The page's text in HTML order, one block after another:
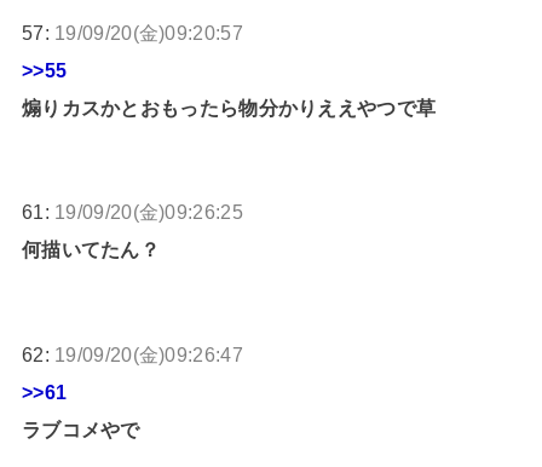
57: 19/09/20(金)09:20:57
>>55
煽りカスかとおもったら物分かりええやつで草
61: 19/09/20(金)09:26:25
何描いてたん？
62: 19/09/20(金)09:26:47
>>61
ラブコメやで